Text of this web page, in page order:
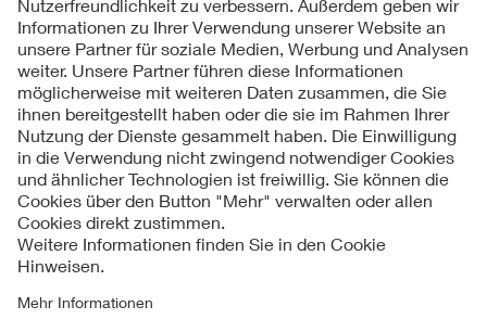
Kontakte
Service
Impressum
Datenschutzinformationen
Cookie Hinweise